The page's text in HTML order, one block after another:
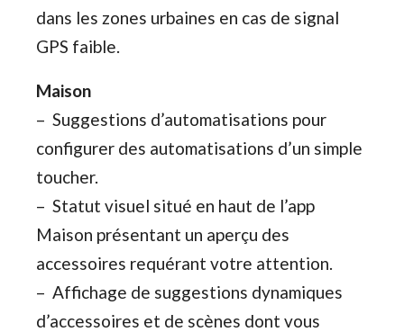
dans les zones urbaines en cas de signal
GPS faible.
Maison
– Suggestions d’automatisations pour
configurer des automatisations d’un simple
toucher.
– Statut visuel situé en haut de l’app
Maison présentant un aperçu des
accessoires requérant votre attention.
– Affichage de suggestions dynamiques
d’accessoires et de scènes dont vous